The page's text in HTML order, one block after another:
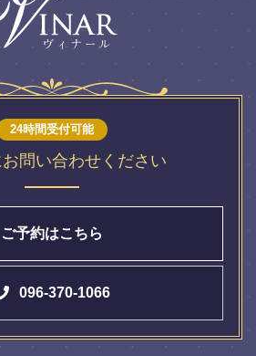
24時間受付可能
問い合わせください
ご予約はこちら
096-370-1066